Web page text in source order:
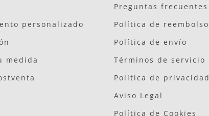
personalizado
medida
Preguntas frecuentes
Política de reembolso
Política de envío
Términos de servicio
Política de privacidad
Aviso Legal
Política de Cookies